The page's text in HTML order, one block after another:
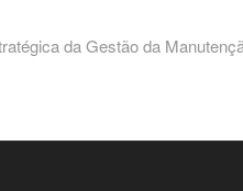
da Gestão da